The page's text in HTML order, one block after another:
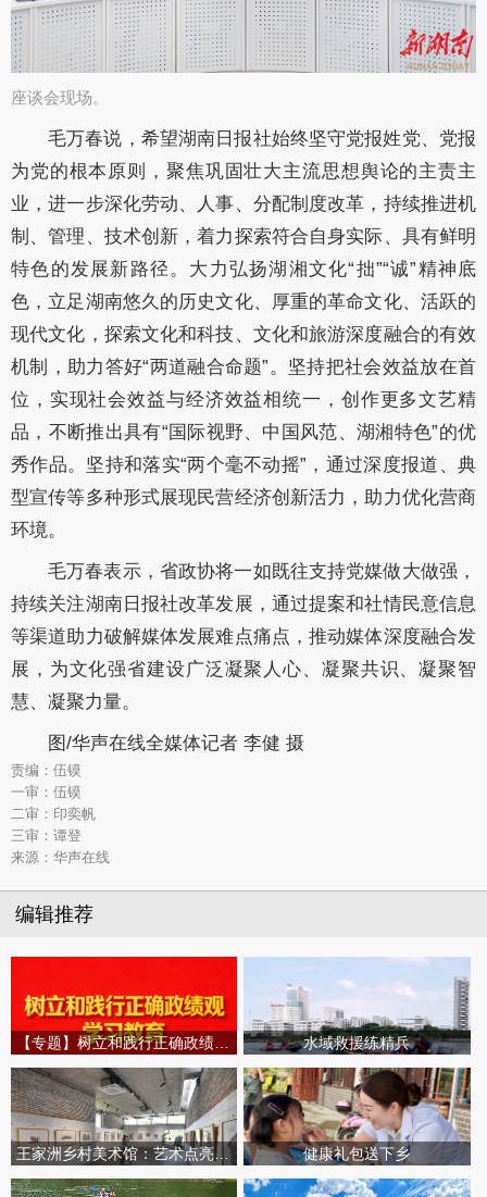
​座谈会现场。
毛万春说，希望湖南日报社始终坚守党报姓党、党报
为党的根本原则，聚焦巩固壮大主流思想舆论的主责主
业，进一步深化劳动、人事、分配制度改革，持续推进机
制、管理、技术创新，着力探索符合自身实际、具有鲜明
特色的发展新路径。大力弘扬湖湘文化“拙”“诚”精神底
色 ，立足湖南悠久的历史文化、厚重的革命文化、活跃的
现代文化，探索文化和科技、文化和旅游深度融合的有效
机制，助力答好“两道融合命题”。坚持把社会效益放在首
位，实现社会效益与经济效益相统一，创作更多文艺精
品，不断推出具有“国际视野、中国风范、湖湘特色”的优
秀作品。坚持和落实“两个毫不动摇”，通过深度报道、典
型宣传等多种形式展现民营经济创新活力，助力优化营商
环境。
毛万春表示，省政协将一如既往支持党媒做大做强，
持续关注湖南日报社改革发展，通过提案和社情民意信息
等渠道助力破解媒体发展难点痛点，推动媒体深度融合发
展 ，为文化强省建设广泛凝聚人心、凝聚共识、凝聚智
慧、凝聚力量。
图/华声在线全媒体记者 李健 摄
责编：伍镆
一审：伍镆
二审：印奕帆
三审：谭登
来源：华声在线
编辑推荐
【专题】树立和践行正确政绩观学习教育 水域救援练精兵
王家洲乡村美术馆：艺术点亮田园乡村 健康礼包送下乡